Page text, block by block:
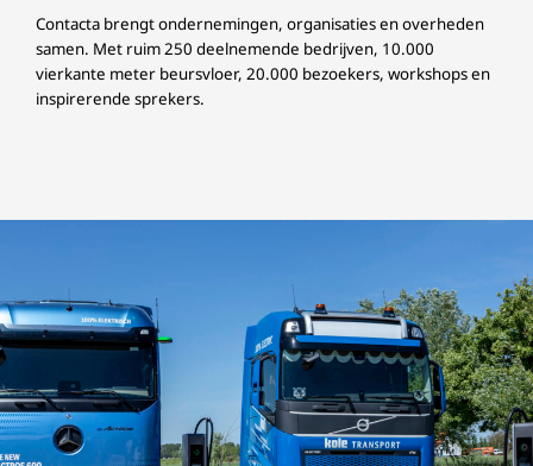
Contacta brengt ondernemingen, organisaties en overheden
samen. Met ruim 250 deelnemende bedrijven, 10.000
vierkante meter beursvloer, 20.000 bezoekers, workshops en
inspirerende sprekers.